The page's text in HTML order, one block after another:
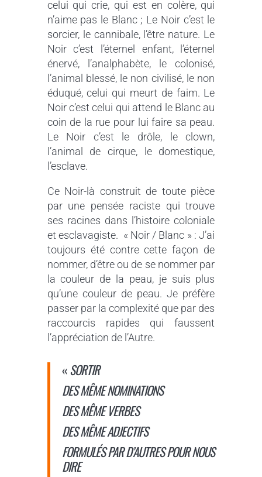
celui qui crie, qui est en colère, qui
n’aime pas le Blanc ; Le Noir c’est le
sorcier, le cannibale, l’être nature. Le
Noir c’est l’éternel enfant, l’éternel
énervé, l’analphabète, le colonisé,
l’animal blessé, le non civilisé, le non
éduqué, celui qui meurt de faim. Le
Noir c’est celui qui attend le Blanc au
coin de la rue pour lui faire sa peau.
Le Noir c’est le drôle, le clown,
l’animal de cirque, le domestique,
l’esclave.
Ce Noir-là construit de toute pièce
par une pensée raciste qui trouve
ses racines dans l’histoire coloniale
et esclavagiste. « Noir / Blanc » : J’ai
toujours été contre cette façon de
nommer, d’être ou de se nommer par
la couleur de la peau, je suis plus
qu’une couleur de peau. Je préfère
passer par la complexité que par des
raccourcis rapides qui faussent
l’appréciation de l’Autre.
«SORTIR
DES MÊME NOMINATIONS
DES MÊME VERBES
DES MÊME ADJECTIFS
FORMULÉS PAR D’AUTRES POUR NOUS
DIRE